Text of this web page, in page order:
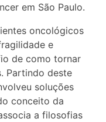
em São Paulo.
oncológicos
e
de como tornar
Partindo deste
soluções
conceito da
a filosofias